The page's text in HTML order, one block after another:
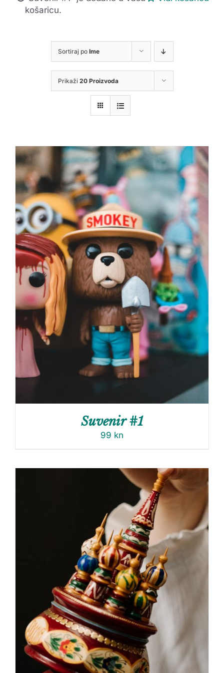
košaricu.
Sortiraj po Ime
Prikaži 20 Proizvoda
Suvenir #1
99 kn